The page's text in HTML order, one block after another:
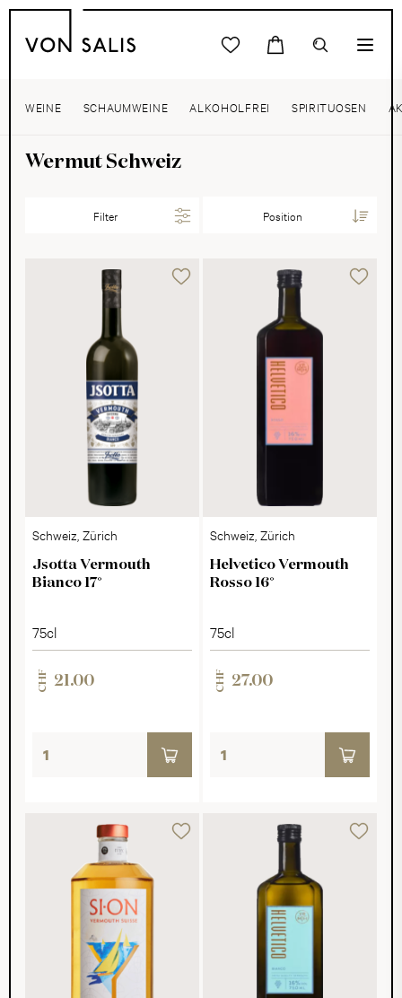
WEINE SCHAUMWEINE ALKOHOLFREI SPIRITUOSEN
Wermut Schweiz
Filter
Schweiz, Zürich
Jsotta Vermouth
Bianco 17°
75cl
CHF 21.00
Schweiz, Zürich
Helvetico Vermouth
Rosso 16°
75cl
CHF 27.00